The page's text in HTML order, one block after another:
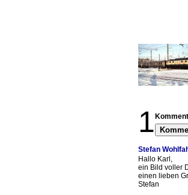
1
Stefan
Hallo Karl,
ein Bild voller
einen lieben
Stefan